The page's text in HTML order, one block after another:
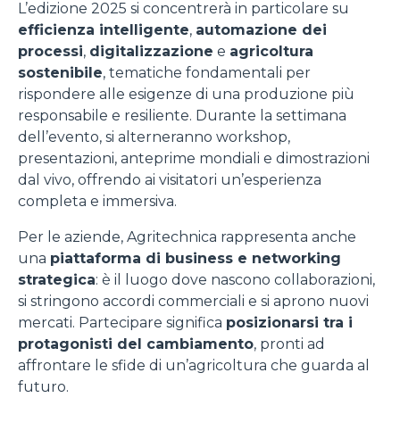
L’edizione 2025 si concentrerà in particolare su
efficienza intelligente, automazione dei
processi, digitalizzazione e agricoltura
sostenibile, tematiche fondamentali per
rispondere alle esigenze di una produzione più
responsabile e resiliente. Durante la settimana
dell’evento, si alterneranno workshop,
presentazioni, anteprime mondiali e dimostrazioni
dal vivo, offrendo ai visitatori un’esperienza
completa e immersiva.
Per le aziende, Agritechnica rappresenta anche
una piattaforma di business e networking
strategica: è il luogo dove nascono collaborazioni,
si stringono accordi commerciali e si aprono nuovi
mercati. Partecipare significa posizionarsi tra i
protagonisti del cambiamento, pronti ad
affrontare le sfide di un’agricoltura che guarda al
futuro.